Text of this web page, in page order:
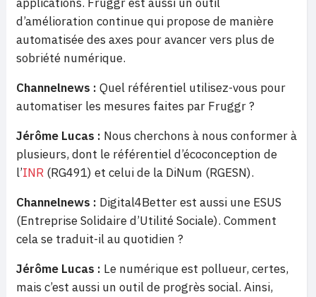
d’amélioration continue qui propose de manière
automatisée des axes pour avancer vers plus de
sobriété numérique.
Channelnews : Quel référentiel utilisez-vous pour
automatiser les mesures faites par Fruggr ?
Jérôme Lucas : Nous cherchons à nous conformer à
plusieurs, dont le référentiel d’écoconception de
l’INR (RG491) et celui de la DiNum (RGESN).
Channelnews : Digital4Better est aussi une ESUS
(Entreprise Solidaire d’Utilité Sociale). Comment
cela se traduit-il au quotidien ?
Jérôme Lucas : Le numérique est pollueur, certes,
mais c’est aussi un outil de progrès social. Ainsi,